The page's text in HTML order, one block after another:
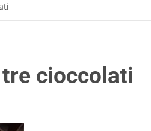
cioccolati